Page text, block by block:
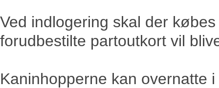
Ved indlogering skal der
forudbestilte partoutkort vil
Kaninhopperne kan overnatte